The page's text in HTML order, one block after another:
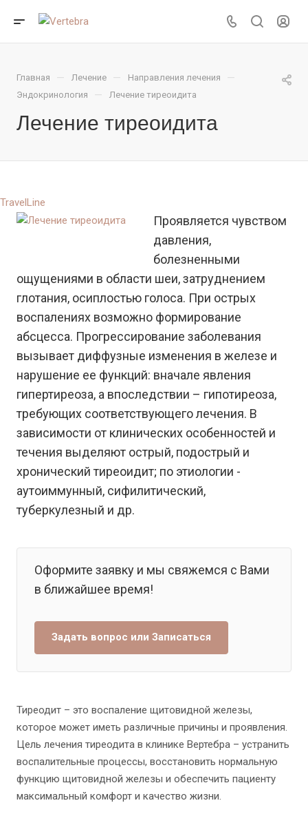
Главная — Лечение — Направления лечения —
Эндокринология — Лечение тиреоидита
Лечение тиреоидита
TravelLine
Проявляется чувством
давления,
болезненными
ощущениями в области шеи, затруднением
глотания, осиплостью голоса. При острых
воспалениях возможно формирование
абсцесса. Прогрессирование заболевания
вызывает диффузные изменения в железе и
нарушение ее функций: вначале явления
гипертиреоза, а впоследствии – гипотиреоза,
требующих соответствующего лечения. В
зависимости от клинических особенностей и
течения выделяют острый, подострый и
хронический тиреоидит; по этиологии -
аутоиммунный, сифилитический,
туберкулезный и др.
Оформите заявку и мы свяжемся с Вами
в ближайшее время!
Задать вопрос или Записаться
Тиреодит – это воспаление щитовидной железы,
которое может иметь различные причины и проявления.
Цель лечения тиреодита в клинике Вертебра – устранить
воспалительные процессы, восстановить нормальную
функцию щитовидной железы и обеспечить пациенту
максимальный комфорт и качество жизни.